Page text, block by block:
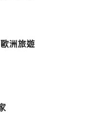
洲旅遊